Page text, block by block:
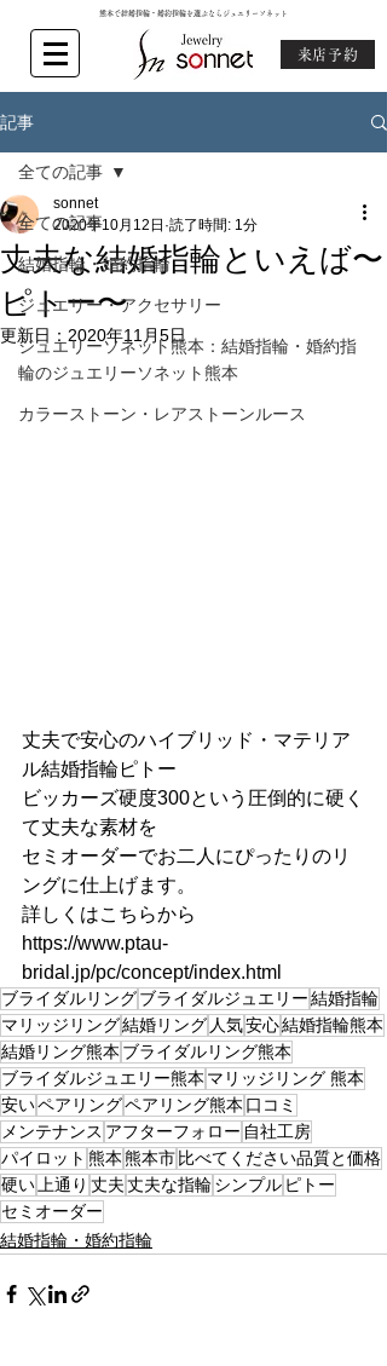
熊本で結婚指輪・婚約指輪を選ぶならジュエリーソネット
来店予約
記事
全ての記事
結婚指輪・婚約指輪
ジュエリー・アクセサリー
ジュエリーソネット熊本：結婚指輪・婚約指
輪のジュエリーソネット熊本
カラーストーン・レアストーンルース
全ての記事
丈夫な結婚指輪といえば〜
ピトー〜
sonnet
2020年10月12日 読了時間: 1分
更新日： 2020年11月5日
丈夫で安心のハイブリッド・マテリア
ル結婚指輪ピトー
ビッカーズ硬度300という圧倒的に硬く
て丈夫な素材を
セミオーダーでお二人にぴったりのリ
ングに仕上げます。
詳しくはこちらから
https://www.ptau-
bridal.jp/pc/concept/index.html
ブライダルリングブライダルジュエリー結婚指輪
マリッジリング結婚リング 人気安心結婚指輪熊本
結婚リング熊本 ブライダルリング熊本
ブライダルジュエリー熊本 マリッジリング 熊本
安いペアリングペアリング熊本 口コミ
メンテナンス アフターフォロー 自社工房
パイロット 熊本熊本市比べてください品質と価格
硬い 上通り 丈夫丈夫な指輪 シンプル ピトー
セミオーダー
結婚指輪・婚約指輪